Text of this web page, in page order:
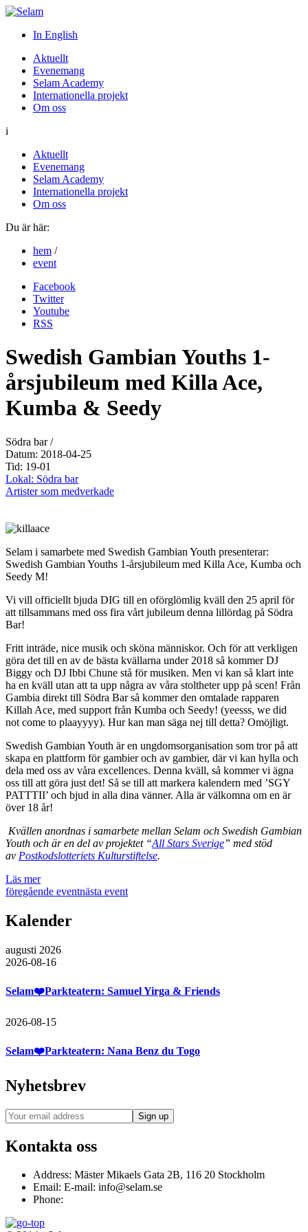
In English
Aktuellt
Evenemang
Selam Academy
Internationella projekt
Om oss
i
Aktuellt
Evenemang
Selam Academy
Internationella projekt
Om oss
Du är här:
hem /
event
Facebook
Twitter
Youtube
RSS
Swedish Gambian Youths 1-
årsjubileum med Killa Ace,
Kumba & Seedy
Södra bar /
Datum: 2018-04-25
Tid: 19-01
Lokal: Södra bar
Artister som medverkade
Selam i samarbete med Swedish Gambian Youth presenterar:
Swedish Gambian Youths 1-årsjubileum med Killa Ace, Kumba och
Seedy M!
Vi vill officiellt bjuda DIG till en oförglömlig kväll den 25 april för
att tillsammans med oss fira vårt jubileum denna lillördag på Södra
Bar!
Fritt inträde, nice musik och sköna människor. Och för att verkligen
göra det till en av de bästa kvällarna under 2018 så kommer DJ
Biggy och DJ Ibbi Chune stå för musiken. Men vi kan så klart inte
ha en kväll utan att ta upp några av våra stoltheter upp på scen! Från
Gambia direkt till Södra Bar så kommer den omtalade rapparen
Killah Ace, med support från Kumba och Seedy! (yeesss, we did
not come to plaayyyy). Hur kan man säga nej till detta? Omöjligt.
Swedish Gambian Youth är en ungdomsorganisation som tror på att
skapa en plattform för gambier och av gambier, där vi kan hylla och
dela med oss av våra excellences. Denna kväll, så kommer vi ägna
oss till att göra just det! Så se till att markera kalendern med ’SGY
PATTTII’ och bjud in alla dina vänner. Alla är välkomna om en är
över 18 år!
Kvällen anordnas i samarbete mellan Selam och Swedish Gambian
Youth och är en del av projektet “All Stars Sverige” med stöd
av Postkodslotteriets Kulturstiftelse.
Läs mer
föregående eventnästa event
Kalender
augusti 2026
2026-08-16
Selam❤️Parkteatern: Samuel Yirga & Friends
2026-08-15
Selam❤️Parkteatern: Nana Benz du Togo
Nyhetsbrev
Kontakta oss
Address: Mäster Mikaels Gata 2B, 116 20 Stockholm
Email: E-mail: info@selam.se
Phone: